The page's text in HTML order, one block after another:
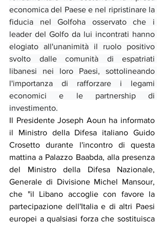
economica del Paese e nel ripristinare la
fiducia nel Golfoha osservato che i
leader del Golfo da lui incontrati hanno
elogiato all'unanimità il ruolo positivo
svolto dalle comunità di espatriati
libanesi nei loro Paesi, sottolineando
l'importanza di rafforzare i legami
economici e le partnership di
investimento.
Il Presidente Joseph Aoun ha informato
il Ministro della Difesa italiano Guido
Crosetto durante l'incontro di questa
mattina a Palazzo Baabda, alla presenza
del Ministro della Difesa Nazionale,
Generale di Divisione Michel Mansour,
che "il Libano accoglie con favore la
partecipazione dell'Italia e di altri Paesi
europei a qualsiasi forza che sostituisca